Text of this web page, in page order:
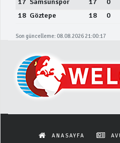
18 Göztepe 18 0
Son güncelleme: 08.08.2026 21:00:17
ANASAYFA